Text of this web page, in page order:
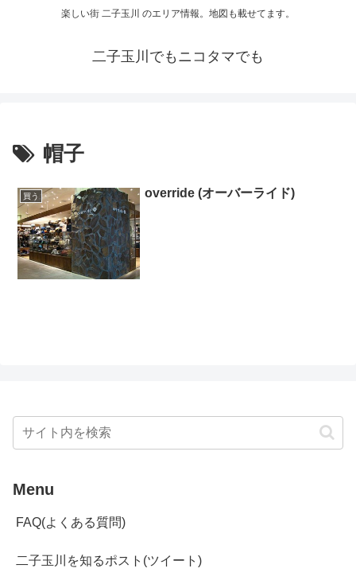
楽しい街 二子玉川 のエリア情報。地図も載せてます。
二子玉川でもニコタマでも
帽子
買う override (オーバーライド)
Menu
FAQ(よくある質問)
二子玉川を知るポスト(ツイート)